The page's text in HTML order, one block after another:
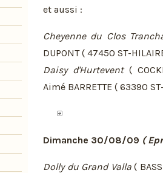
et aussi :
Cheyenne du Clos
DUPONT ( 47450 ST-
Daisy d'Hurtevent(
Aimé BARRETTE ( 63390
Dimanche 30/08/09 (
Dolly du Grand Valla(